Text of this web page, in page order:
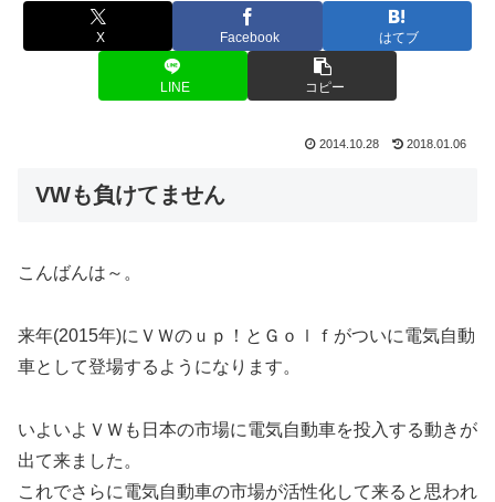
X Facebook はてブ
LINE コピー
2014.10.28 2018.01.06
VWも負けてません
こんばんは～。
来年(2015年)にＶＷのｕｐ！とＧｏｌｆがついに電気自動
車として登場するようになります。
いよいよＶＷも日本の市場に電気自動車を投入する動きが
出て来ました。
これでさらに電気自動車の市場が活性化して来ると思われ